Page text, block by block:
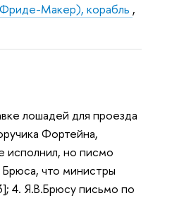
Макер), корабль ,
лошадей для проезда
Фортейна,
исполнил, но писмо
Брюса, что министры
4. Я.В.Брюсу письмо по